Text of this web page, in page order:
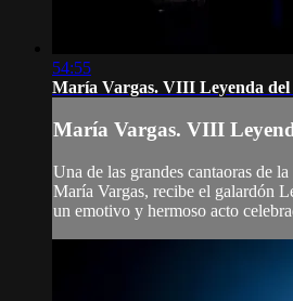
54:55
María Vargas. VIII Leyenda del
María Vargas. VIII
Una de las grandes cantaoras de
María Vargas, recibe el galardón
un emotivo y hermoso acto